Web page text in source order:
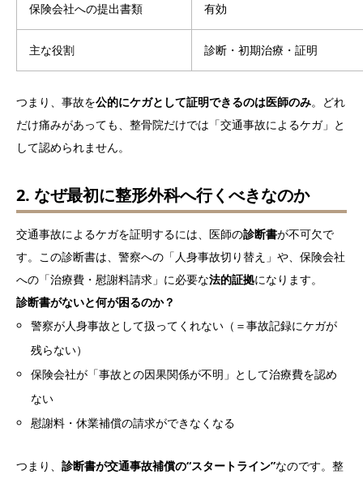
保険会社への提出書類 有効
主な役割 診断・初期治療・証明
つまり、事故を公的にケガとして証明できるのは医師のみ。どれ
だけ痛みがあっても、整骨院だけでは「交通事故によるケガ」と
して認められません。
2. なぜ最初に整形外科へ行くべきなのか
交通事故によるケガを証明するには、医師の診断書が不可欠で
す。この診断書は、警察への「人身事故切り替え」や、保険会社
への「治療費・慰謝料請求」に必要な法的証拠になります。
診断書がないと何が困るのか？
警察が人身事故として扱ってくれない（＝事故記録にケガが
残らない）
保険会社が「事故との因果関係が不明」として治療費を認め
ない
慰謝料・休業補償の請求ができなくなる
つまり、 診断書が交通事故補償の“スタートライン”なのです。整